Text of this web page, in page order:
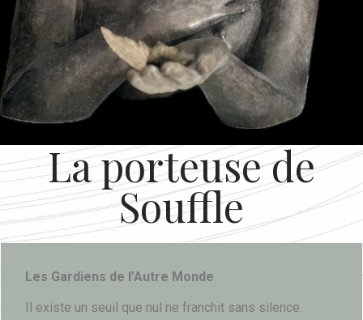
La porteuse de
Souffle
Les Gardiens de l’Autre Monde
Il existe un seuil que nul ne franchit sans silence.